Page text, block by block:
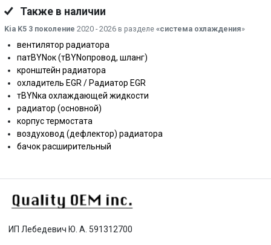
Также в наличии
Kia K5 3 поколение 2020 - 2026 в разделе «система охлаждения»
вентилятор радиатора
патBYNок (тBYNопровод, шланг)
кронштейн радиатора
охладитель EGR / Радиатор EGR
тBYNка охлаждающей жидкости
радиатор (основной)
корпус термостата
воздуховод (дефлектор) радиатора
бачок расширительный
ИП Лебедевич Ю. А. 591312700